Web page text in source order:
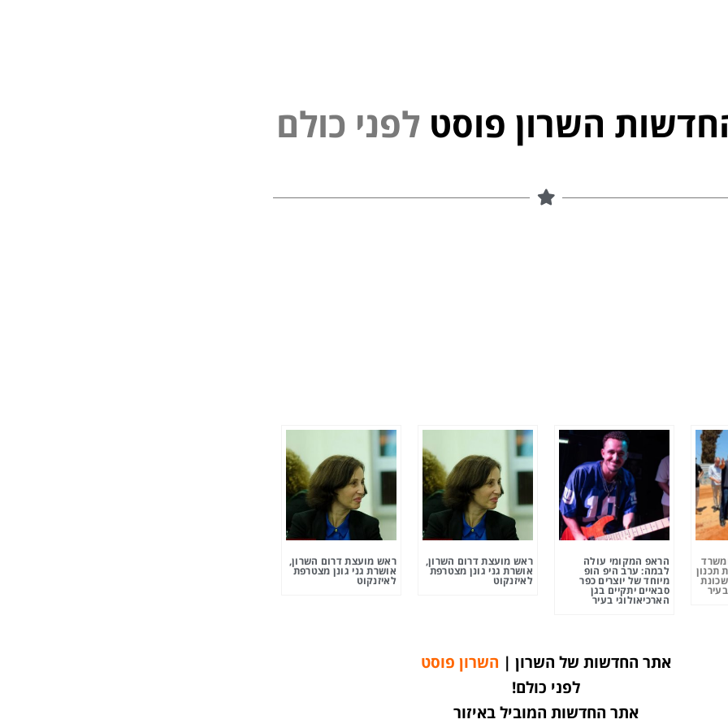
השרון פוסט כ לם
תכנון
הראפ המקומי עולה
לבמה: ערב היפ הופ
מיוחד של יוצרים כפר
סבאיים יתקיים בגן
הארכיאולוגי בעיר
ראש מועצת דרום השרון,
אושרת גני גונן מצטרפת
לאיזנקוט
ראש מועצת דרום השרון,
אושרת גני גונן מצטרפת
לאיזנקוט
אתר החדשות של השרון | השרון פוסט
לפני כולם!
אתר החדשות המוביל באיזור